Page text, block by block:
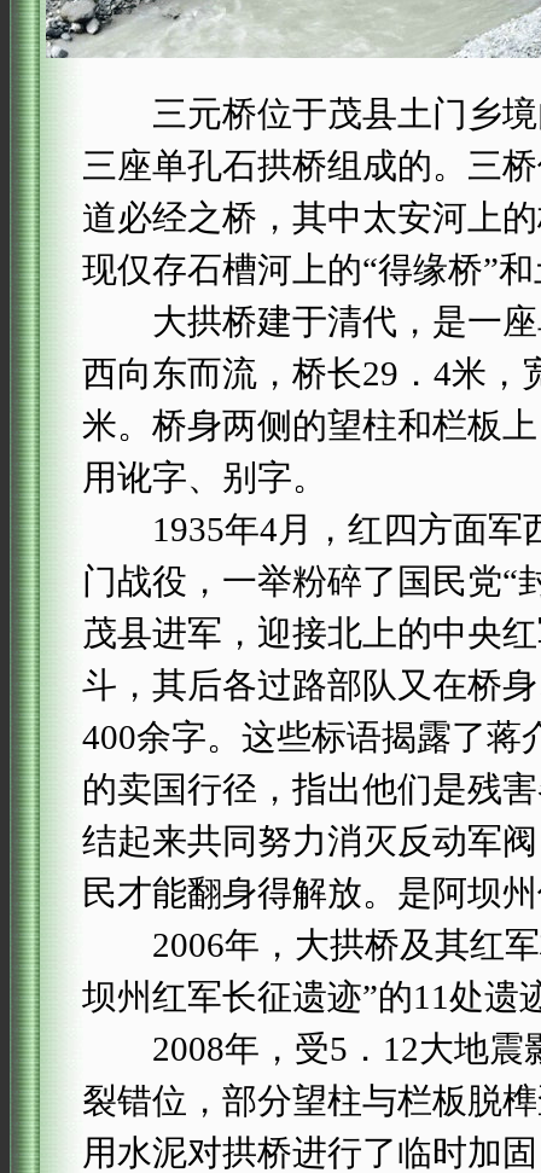
三元桥位于茂县土门乡境
三座单孔石拱桥组成的。三
道必经之桥，其中太安河上
现仅存石槽河上的“得缘桥”
大拱桥建于清代，是一座
西向东而流，桥长29．4米，
米。桥身两侧的望柱和栏板
用讹字、别字。
1935年4月，红四方面军
门战役，一举粉碎了国民党“
茂县进军，迎接北上的中央
斗，其后各过路部队又在桥
400余字。这些标语揭露了
的卖国行径，指出他们是残
结起来共同努力消灭反动军
民才能翻身得解放。是阿坝
2006年，大拱桥及其红军
坝州红军长征遗迹”的11处遗
2008年，受5．12大地震
裂错位，部分望柱与栏板脱
用水泥对拱桥进行了临时加